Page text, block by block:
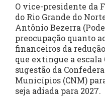
O vice-presidente da
do Rio Grande do
Antônio Bezerra
preocupação quanto
financeiros da
que extingue a escala
sugestão da
Municípios (CNM)
seja adiada para 2027.